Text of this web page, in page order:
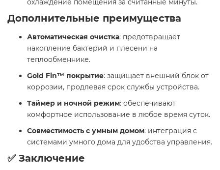
охлаждение помещения за считанные минуты.​
Дополнительные преимущества
Автоматическая очистка: предотвращает
накопление бактерий и плесени на
теплообменнике.​
Gold Fin™ покрытие: защищает внешний блок от
коррозии, продлевая срок службы устройства.​
Таймер и ночной режим: обеспечивают
комфортное использование в любое время суток.​
Совместимость с умным домом: интеграция с
системами умного дома для удобства управления.​
✅ Заключение